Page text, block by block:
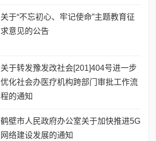
关于“不忘初心、牢记使命”主题教育征
求意见的公告
关于转发豫发改社会[201]404号进一步
优化社会办医疗机构跨部门审批工作流
程的通知
鹤壁市人民政府办公室关于加快推进5G
网络建设发展的通知